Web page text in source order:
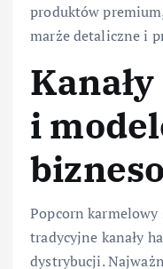
produktów
marże detaliczne i
i
Popcorn karmelowy
tradycyjne kanały
dystrybucji.